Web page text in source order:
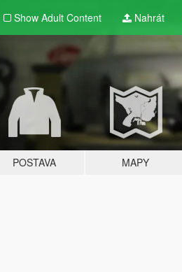
Show Adult Content Nahrát
POSTAVA MAPY